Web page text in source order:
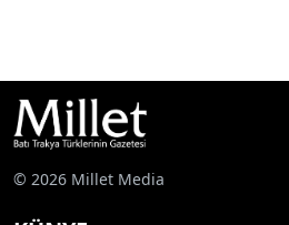
© 2026 Millet Media